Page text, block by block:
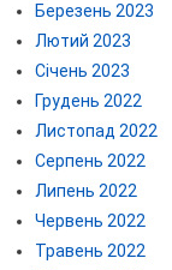
Березень 2023
Лютий 2023
Січень 2023
Грудень 2022
Листопад 2022
Серпень 2022
Липень 2022
Червень 2022
Травень 2022